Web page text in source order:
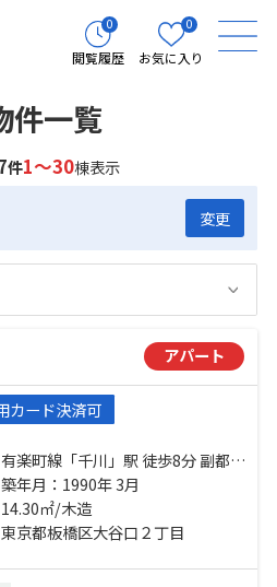
0
閲覧履歴
0
お気に入り
件一覧
件1～30棟表示
変更
アパート
カード決済可
有楽町線「千川」駅 徒歩8分 副都心
線「小竹向原」駅 徒歩10分 東武東
上線「大山」駅 徒歩18分
築年月：1990年 3月
14.30㎡/木造
東京都板橋区大谷口２丁目